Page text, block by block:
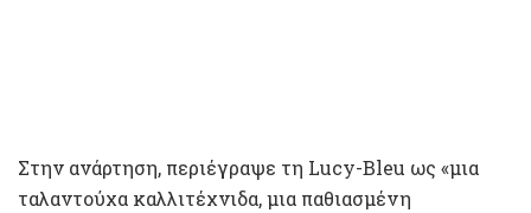
Στην ανάρτηση, περιέγραψε τη Lucy-Bleu ως «μια
ταλαντούχα καλλιτέχνιδα, μια παθιασμένη